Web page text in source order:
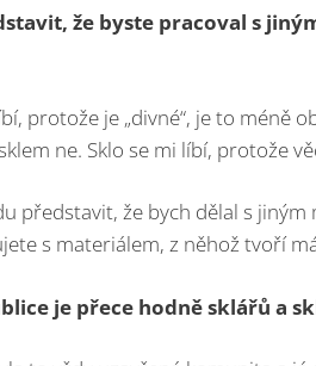
že byste pracoval s
protože je „divné“, je to méně
ne. Sklo se mi líbí, protože
představit, že bych dělal s
s materiálem, z něhož tvoří
je přece hodně sklářů a